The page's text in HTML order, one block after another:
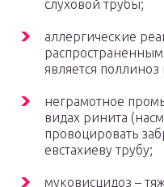
слуховой трубы;
аллергические
является
неграмотное
видах ринита
провоцировать
евстахиеву трубу;
муковисцидоз –